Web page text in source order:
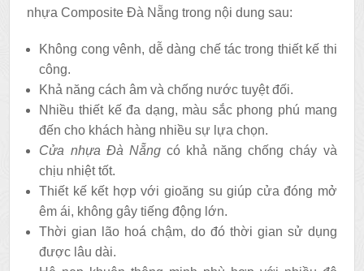
nhựa Composite Đà Nẵng trong nội dung sau:
Không cong vênh, dễ dàng chế tác trong thiết kế thi
công.
Khả năng cách âm và chống nước tuyệt đối.
Nhiều thiết kế đa dạng, màu sắc phong phú mang
đến cho khách hàng nhiều sự lựa chọn.
Cửa nhựa Đà Nẵngcó khả năng chống cháy và
chịu nhiệt tốt.
Thiết kế kết hợp với gioăng su giúp cửa đóng mở
êm ái, không gây tiếng động lớn.
Thời gian lão hoá chậm, do đó thời gian sử dụng
được lâu dài.